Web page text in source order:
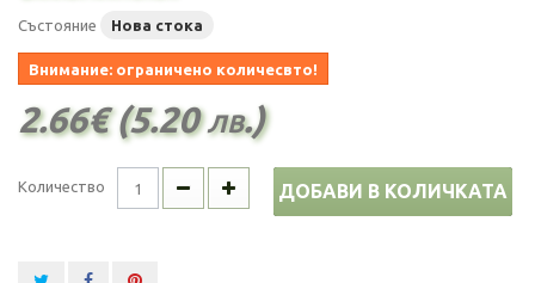
Състояние Нова стока
Внимание: ограничено количесвто!
2.66€ (5.20 лв.)
Количество ДОБАВИ В КОЛИЧКАТА